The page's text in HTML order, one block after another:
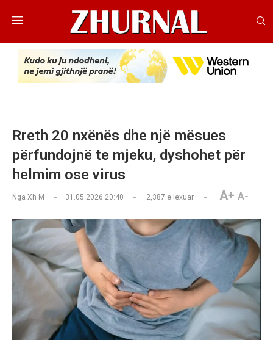
Rreth 20 nxënës dhe një mësues
përfundojnë te mjeku, dyshohet për
helmim ose virus
Nga Xh M 31.05.2026 20:40 2,387 e lexuar A+ A-